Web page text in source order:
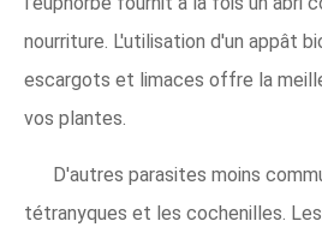
nourriture. L'utilisation d'un appât
escargots et limaces offre la
vos plantes.
D'autres parasites moins
tétranyques et les cochenilles.